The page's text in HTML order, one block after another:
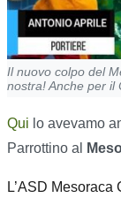
Il nuovo colpo del
nostra! Anche per il
Qui lo avevamo
Parrottino al
L’ASD